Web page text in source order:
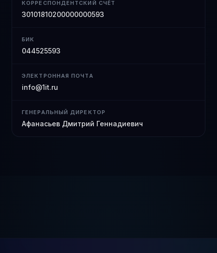
КОРРЕСПОНДЕНТСКИЙ СЧЁТ
30101810200000000593
БИК
044525593
ЭЛЕКТРОННАЯ ПОЧТА
info@1it.ru
ГЕНЕРАЛЬНЫЙ ДИРЕКТОР
Афанасьев Дмитрий Геннадиевич